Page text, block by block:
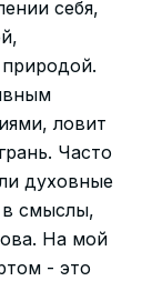
себя,
ловит
Часто
духовные
в смыслы,
На мой
- это